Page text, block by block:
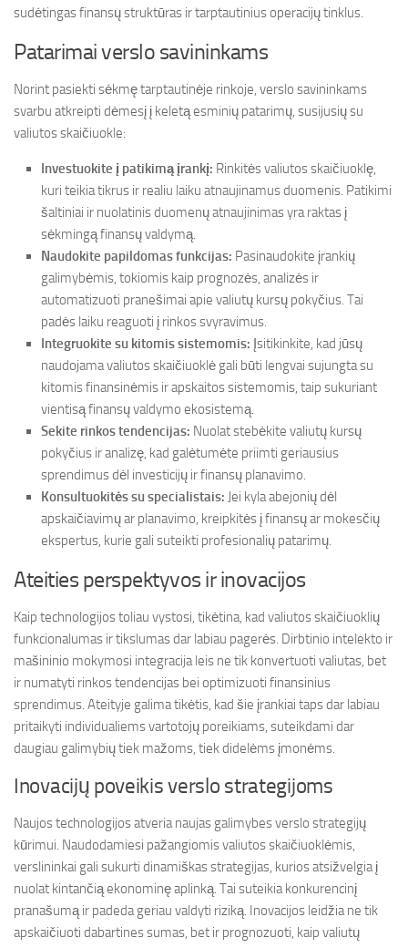
sudėtingas finansų struktūras ir tarptautinius operacijų tinklus.
Patarimai verslo savininkams
Norint pasiekti sėkmę tarptautinėje rinkoje, verslo savininkams
svarbu atkreipti dėmesį į keletą esminių patarimų, susijusių su
valiutos skaičiuokle:
Investuokite į patikimą įrankį: Rinkitės valiutos skaičiuoklę,
kuri teikia tikrus ir realiu laiku atnaujinamus duomenis. Patikimi
šaltiniai ir nuolatinis duomenų atnaujinimas yra raktas į
sėkmingą finansų valdymą.
Naudokite papildomas funkcijas: Pasinaudokite įrankių
galimybėmis, tokiomis kaip prognozės, analizės ir
automatizuoti pranešimai apie valiutų kursų pokyčius. Tai
padės laiku reaguoti į rinkos svyravimus.
Integruokite su kitomis sistemomis: Įsitikinkite, kad jūsų
naudojama valiutos skaičiuoklė gali būti lengvai sujungta su
kitomis finansinėmis ir apskaitos sistemomis, taip sukuriant
vientisą finansų valdymo ekosistemą.
Sekite rinkos tendencijas: Nuolat stebėkite valiutų kursų
pokyčius ir analizę, kad galėtumėte priimti geriausius
sprendimus dėl investicijų ir finansų planavimo.
Konsultuokitės su specialistais: Jei kyla abejonių dėl
apskaičiavimų ar planavimo, kreipkitės į finansų ar mokesčių
ekspertus, kurie gali suteikti profesionalių patarimų.
Ateities perspektyvos ir inovacijos
Kaip technologijos toliau vystosi, tikėtina, kad valiutos skaičiuoklių
funkcionalumas ir tikslumas dar labiau pagerės. Dirbtinio intelekto ir
mašininio mokymosi integracija leis ne tik konvertuoti valiutas, bet
ir numatyti rinkos tendencijas bei optimizuoti finansinius
sprendimus. Ateityje galima tikėtis, kad šie įrankiai taps dar labiau
pritaikyti individualiems vartotojų poreikiams, suteikdami dar
daugiau galimybių tiek mažoms, tiek didelėms įmonėms.
Inovacijų poveikis verslo strategijoms
Naujos technologijos atveria naujas galimybes verslo strategijų
kūrimui. Naudodamiesi pažangiomis valiutos skaičiuoklėmis,
verslininkai gali sukurti dinamiškas strategijas, kurios atsižvelgia į
nuolat kintančią ekonominę aplinką. Tai suteikia konkurencinį
pranašumą ir padeda geriau valdyti riziką. Inovacijos leidžia ne tik
apskaičiuoti dabartines sumas, bet ir prognozuoti, kaip valiutų